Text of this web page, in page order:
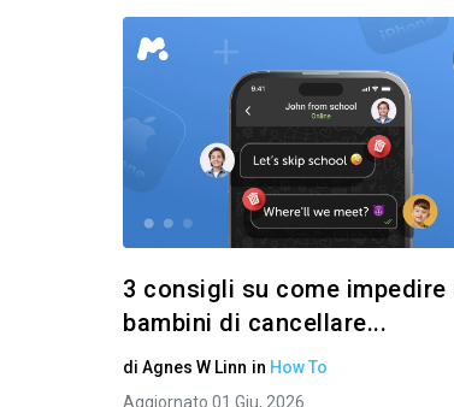
3 consigli su come impedire
bambini di cancellare...
diAgnes W Linn in How To
Aggiornato 01 Giu, 2026